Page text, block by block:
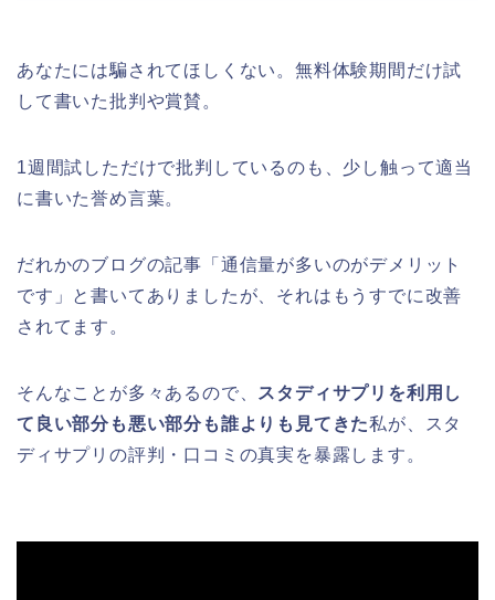
あなたには騙されてほしくない。無料体験期間だけ試
して書いた批判や賞賛。
1週間試しただけで批判しているのも、少し触って適当
に書いた誉め言葉。
だれかのブログの記事「通信量が多いのがデメリット
です」と書いてありましたが、それはもうすでに改善
されてます。
そんなことが多々あるので、 スタディサプリを利用し
て良い部分も悪い部分も誰よりも見てきた私が、スタ
ディサプリの評判・口コミの真実を暴露します。